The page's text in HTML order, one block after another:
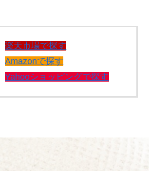
楽天市場で探す
Amazonで探す
Yahooショッピングで探す